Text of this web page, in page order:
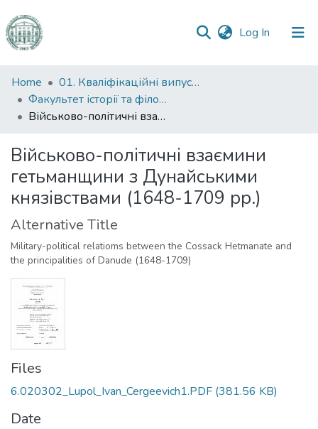
Log In (current)
Communities
&
Collections
Statistics
Home
01. Кваліфікаційні випускні роботи здобувачів вищої освіти
Факультет історії та філософії
Військово-політичні взаємини гетьманщини з Дунайськими князівствами (1648-1709 рр.)
Військово-політичні взаємини
гетьманщини з Дунайськими
князівствами (1648-1709 рр.)
Alternative Title
Military-political relatioms between the Cossack Hetmanate and
the principalities of Danude (1648-1709)
Files
6.020302_Lupol_Ivan_Cergeevich1.PDF (381.56 KB)
Date